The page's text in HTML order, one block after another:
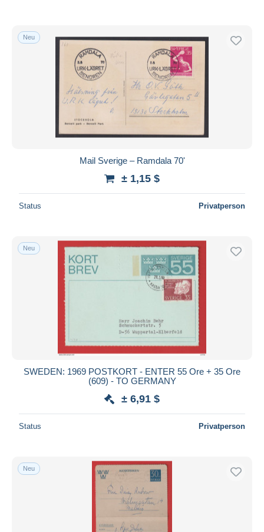
Neu
Mail Sverige – Ramdala 70'
± 1,15 $
Status Privatperson
Neu
SWEDEN: 1969 POSTKORT - ENTER 55 Ore + 35 Ore
(609) - TO GERMANY
± 6,91 $
Status Privatperson
Neu